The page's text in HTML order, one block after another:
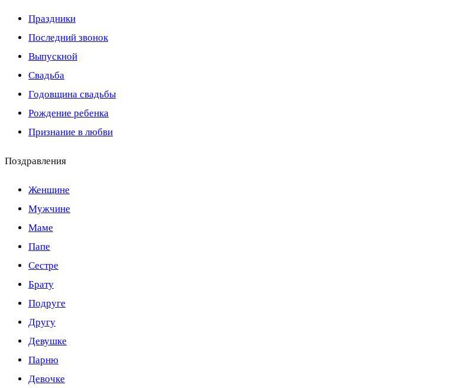
Праздники
Последний звонок
Выпускной
Свадьба
Годовщина свадьбы
Рождение ребенка
Признание в любви
Поздравления
Женщине
Мужчине
Маме
Папе
Сестре
Брату
Подруге
Другу
Девушке
Парню
Девочке